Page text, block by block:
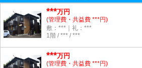
***万円
(管理費・共益費 ***円)
敷：***｜礼：***
1階 / *** / ***
***万円
(管理費・共益費 ***円)